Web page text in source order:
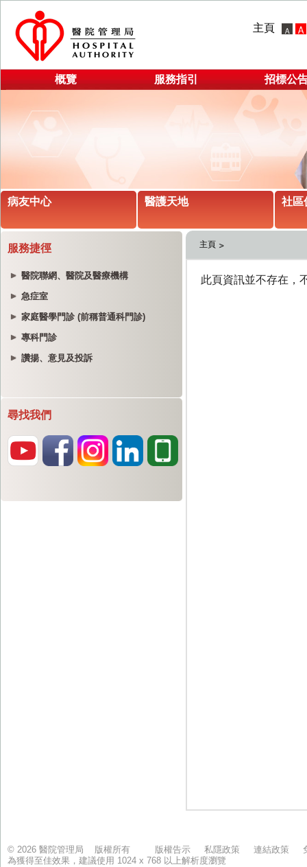
主頁
概覽 服務指引 招標公
病友中心 醫護天地 社區
服務捷徑
醫院聯網、醫院及醫療機構
急症室
家庭醫學門診 (前稱普通科門診)
專科門診
讚揚、意見及投訴
尋找我們
主頁
© 2026 醫院管理局 版權所有 版權告示 私隱政策 連結政策
為獲得至佳效果，建議使用 1024 x 768 以上解析度瀏覽